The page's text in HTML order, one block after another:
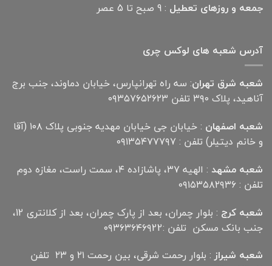
جمعه و روزهای تعطیل : 9 صبح تا 5 عصر
آدرس شعبه های لوکس چری
شعبه شرق تهران: سه راه تهرانپارس، خیابان دماوند، جنب برج
آناهید، پلاک ۳۹۰ تلفن ۰۹۳۵۷۶۵۲۶۲۳
شعبه اصفهان
: خیابان جی خیابان مهدیه جنوبی پلاک ۱۰۸ (آقا
و خانم دیتیلر) تلفن : ۰۹۱۳۵۴۷۷۷۹۷
شعبه مشهد
: الهیه ۳۷، پاشازاده ۴، سمت راست، مغازه دوم
تلفن : ۰۹۱۵۳۵۸۲۹۳۶
شعبه کرج
: بلوار چمران، بعد از پارک چمران، بعد از کلانتری 12،
جنب بانک مسکن تلفن :۰۹۳۶۳۶۴۶۹22
شعبه شیراز
: بلوار رحمت شرقی، بین رحمت ۲۱ و ۲۳ تلفن